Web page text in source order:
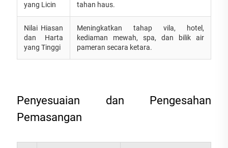
yang Licin
tahan haus.
Nilai Hiasan
dan Harta
yang Tinggi
Meningkatkan tahap vila, hotel,
kediaman mewah, spa, dan bilik air
pameran secara ketara.
Penyesuaian dan Pengesahan
Pemasangan